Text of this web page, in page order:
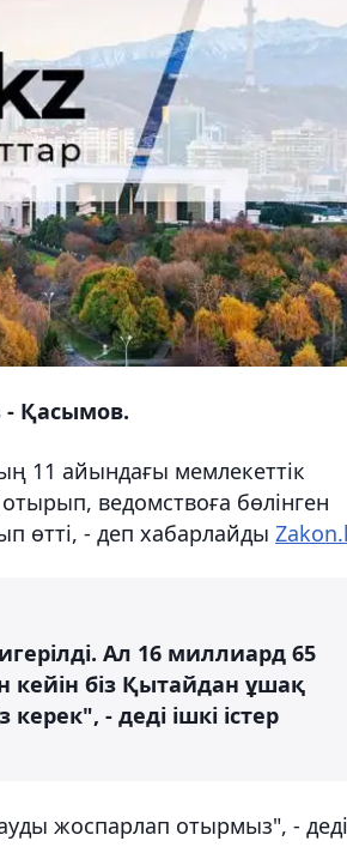
- Қасымов.
11 айындағы мемлекеттік
ведомствоға бөлінген
өтті, - деп хабарлайды
Ал 16 миллиард 65
кейін біз Қытайдан ұшақ
- деді ішкі істер
жоспарлап отырмыз", - деді